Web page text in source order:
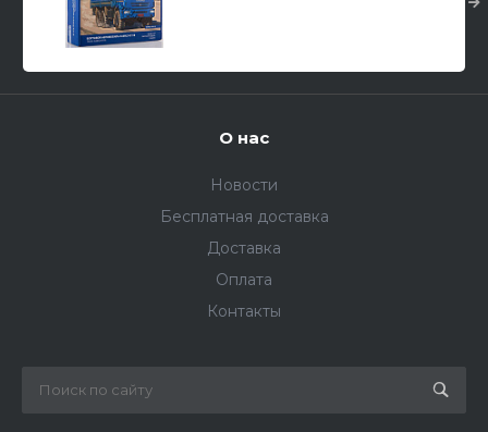
О нас
Новости
Бесплатная доставка
Доставка
Оплата
Контакты